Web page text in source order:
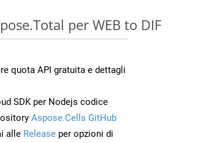
per WEB to DIF
quota API gratuita e dettagli
SDK per Nodejs codice
Aspose.Cells GitHub
alle Release per opzioni di